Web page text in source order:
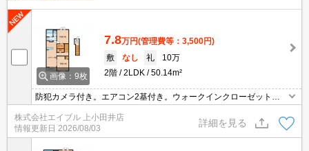
画像：9枚
7.8万円(管理費等：3,500円)
敷
なし 礼
10万
2階
2LDK 50.14m²
防犯カメラ付き。エアコン2基付き。ウォークインクローゼット付
き。
株式会社エイブル 上小田井店
情報更新日 2026/08/03
詳細を見る